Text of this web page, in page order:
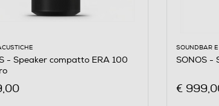
- Speaker compatto ERA 100
SOUNDBAR
SONOS -
€